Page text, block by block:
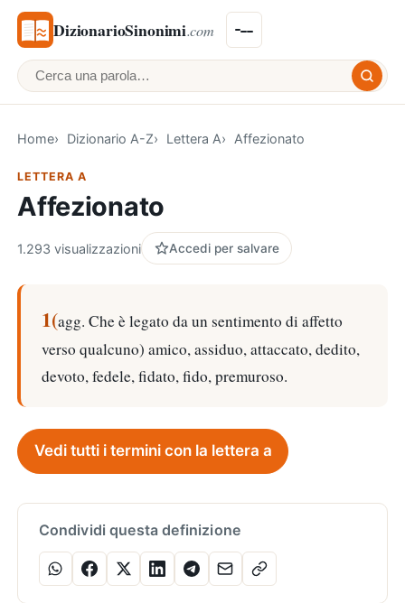
DizionarioSinonimi.com
Cerca una parola
Home Dizionario A-Z Lettera A Affezionato
LETTERA A
Affezionato
1.293 visualizzazioni Accedi per salvare
1(agg. Che è legato da un sentimento di affetto
verso qualcuno) amico, assiduo, attaccato, dedito,
devoto, fedele, fidato, fido, premuroso.
Vedi tutti i termini con la lettera a
Condividi questa definizione